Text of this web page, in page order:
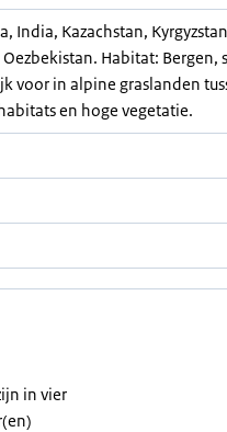
India, Kazachstan,
Habitat:
voor in alpine graslanden
en hoge vegetatie.
in vier